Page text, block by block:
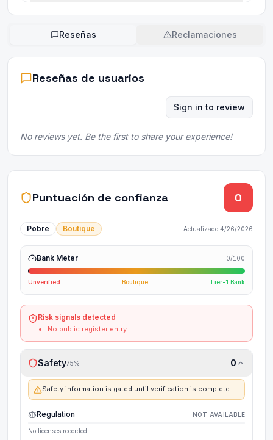
Reseñas Reclamaciones
Reseñas de usuarios
Sign in to review
No reviews yet. Be the first to share your experience!
Puntuación de confianza 0
Pobre Boutique Actualizado 4/26/2026
Bank Meter 0/100
Unverified Boutique Tier-1 Bank
Risk signals detected
No public register entry
Safety75% 0
Safety information is gated until verification is complete.
Regulation NOT AVAILABLE
No licenses recorded